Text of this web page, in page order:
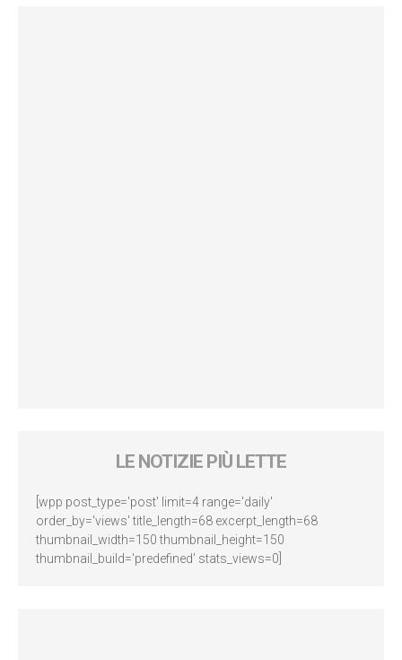
LE NOTIZIE PIÙ LETTE
[wpp post_type='post' limit=4 range='daily'
order_by='views' title_length=68 excerpt_length=68
thumbnail_width=150 thumbnail_height=150
thumbnail_build='predefined' stats_views=0]